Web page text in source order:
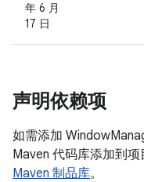
年 6 月
17 日
声明依赖项
如需添加
Maven 代码库添加到
Maven 制品库。